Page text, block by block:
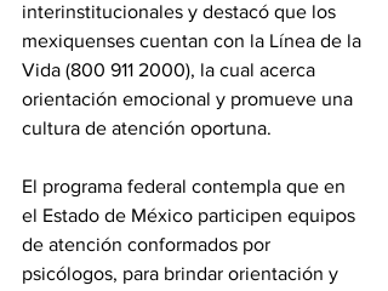
interinstitucionales y destacó que los
mexiquenses cuentan con la Línea de la
Vida (800 911 2000), la cual acerca
orientación emocional y promueve una
cultura de atención oportuna.
El programa federal contempla que en
el Estado de México participen equipos
de atención conformados por
psicólogos, para brindar orientación y